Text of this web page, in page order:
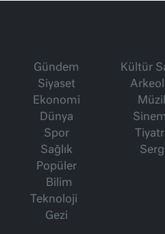
Gündem
Siyaset
Ekonomi
Dünya
Spor
Sağlık
Popüler
Bilim
Teknoloji
Gezi
Kültür